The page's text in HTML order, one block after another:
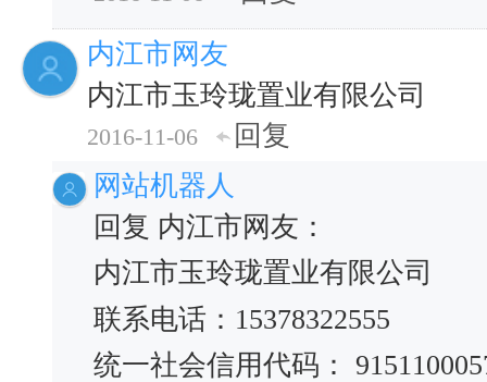
内江市网友
内江市玉玲珑置业有限公司
2016-11-06
回复
网站机器人
回复 内江市网友：
内江市玉玲珑置业有限公司
联系电话：15378322555
统一社会信用代码：